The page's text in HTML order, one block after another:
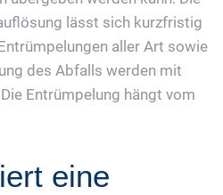
lässt sich kurzfristig
aller Art sowie
des Abfalls werden mit
Entrümpelung hängt vom
eine